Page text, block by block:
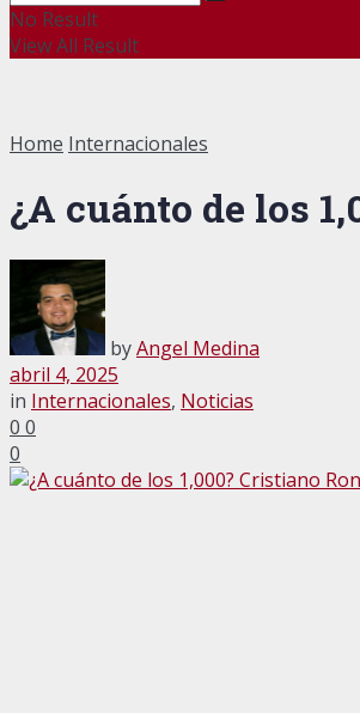
No Result
View All Result
Home Internacionales
¿A cuánto de los
byAngel Medina
abril 4, 2025
in Internacionales, Noticias
0 0
0